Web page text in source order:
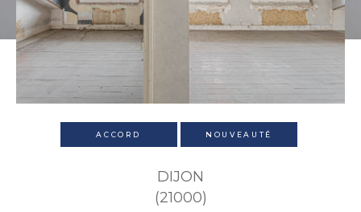
ACCORD NOUVEAUTÉ
DIJON
(21000)